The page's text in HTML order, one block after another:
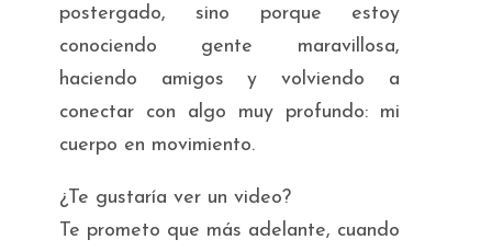
postergado, sino porque estoy
conociendo gente maravillosa,
haciendo amigos y volviendo a
conectar con algo muy profundo: mi
cuerpo en movimiento.
¿Te gustaría ver un video?
Te prometo que más adelante, cuando